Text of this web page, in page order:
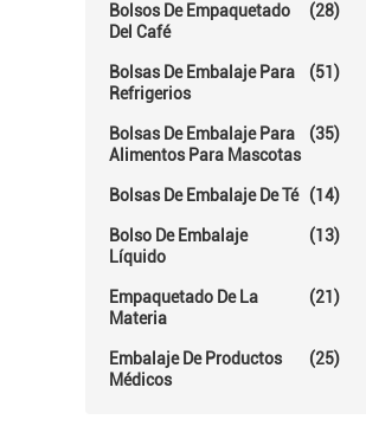
Bolsos De Empaquetado
Del Café
(28)
Bolsas De Embalaje Para
Refrigerios
(51)
Bolsas De Embalaje Para
Alimentos Para Mascotas
(35)
Bolsas De Embalaje De Té (14)
Bolso De Embalaje
Líquido
(13)
Empaquetado De La
Materia
(21)
Embalaje De Productos
Médicos
(25)